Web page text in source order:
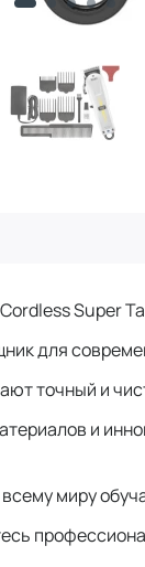
Super
для
точный и
и
миру